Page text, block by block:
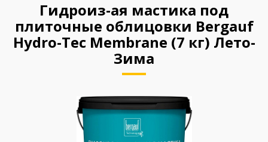
Гидроиз-ая мастика под
плиточные облицовки Bergauf
Hydro-Tec Membrane (7 кг) Лето-
Зима